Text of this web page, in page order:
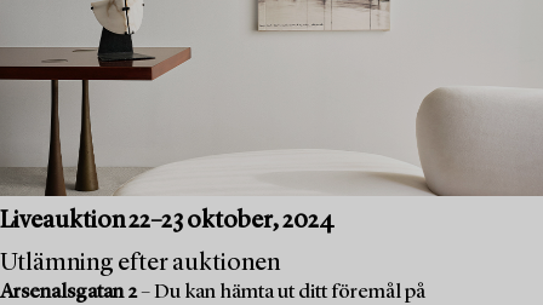
Liveauktion 22–23 oktober, 2024
Utlämning efter auktionen
Arsenalsgatan 2– Du kan hämta ut ditt föremål på